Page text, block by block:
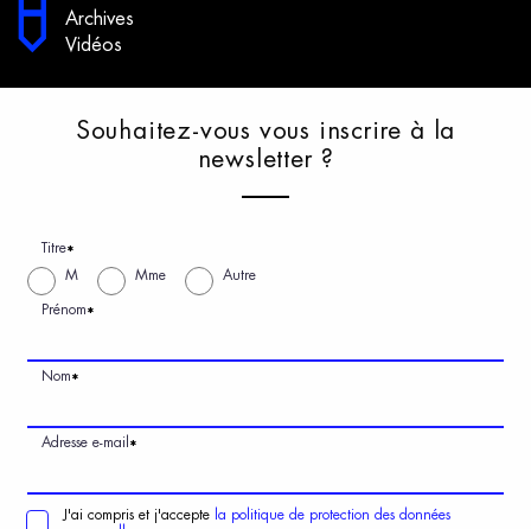
Archives
Vidéos
Souhaitez-vous vous i nscrire à
a
newsletter ?
Titre*
M Mme Autre
Prénom*
Nom*
Adresse e-mail *
J'ai compris et j'accepte la politique de protection des données